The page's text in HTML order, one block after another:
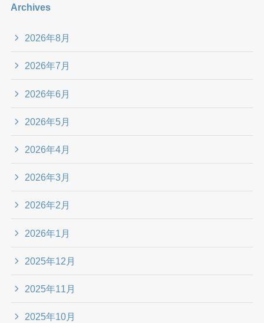
Archives
2026年8月
2026年7月
2026年6月
2026年5月
2026年4月
2026年3月
2026年2月
2026年1月
2025年12月
2025年11月
2025年10月